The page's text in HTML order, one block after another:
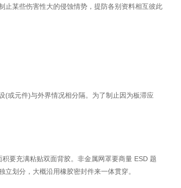
止某些伤害性大的侵蚀情势，提防各别资料相互彼此
(或元件)与外界情况相分隔。为了制止因为板滞应
要充满粘贴双面背胶。非金属网罩要商量 ESD 题
划分，大概沿用橡胶密封件来一体贯穿。